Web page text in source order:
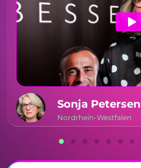
Sonja Petersen
Nordrhein-Westfalen